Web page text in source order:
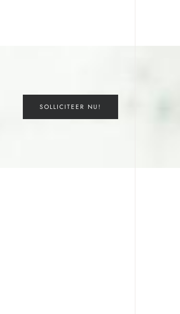
SOLLICITEER NU!